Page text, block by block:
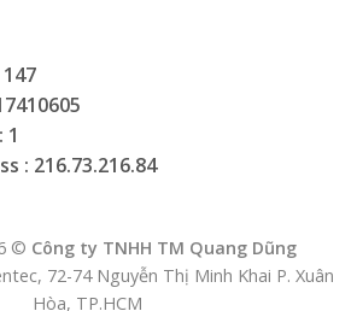
1
: 216.73.216.84
© Công ty TNHH TM Quang Dũng
72-74 Nguyễn Thị Minh Khai P. Xuân
Hòa, TP.HCM